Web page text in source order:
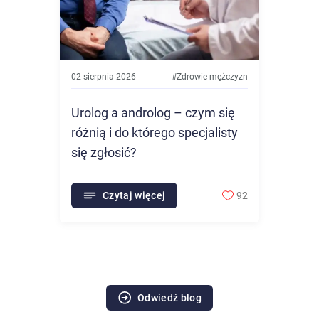
02 sierpnia 2026 #Zdrowie mężczyzn
Urolog a androlog – czym się
różnią i do którego specjalisty
się zgłosić?
Czytaj więcej 92
Odwiedź blog